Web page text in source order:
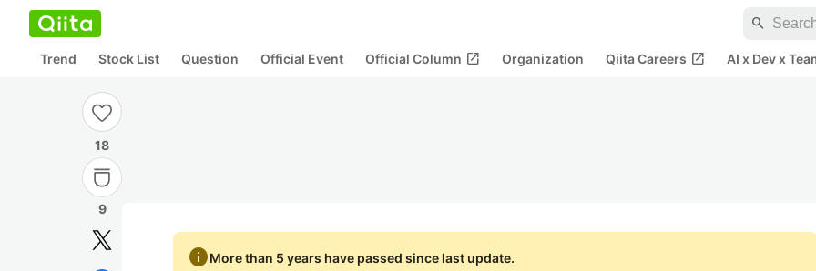
search
Trend Stock List Question Official Event Official Column open_in_new Organization Qiita Careers open_in_new AI x Dev x
18
9
infoMore than 5 years have passed since last update.